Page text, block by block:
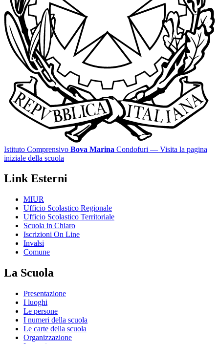
Istituto Comprensivo Bova Marina Condofuri — Visita la pagina
iniziale della scuola
Link Esterni
MIUR
Ufficio Scolastico Regionale
Ufficio Scolastico Territoriale
Scuola in Chiaro
Iscrizioni On Line
Invalsi
Comune
La Scuola
Presentazione
I luoghi
Le persone
I numeri della scuola
Le carte della scuola
Organizzazione